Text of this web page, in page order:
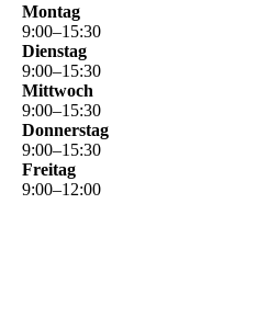
Montag
9:00–15:30
Dienstag
9:00–15:30
Mittwoch
9:00–15:30
Donnerstag
9:00–15:30
Freitag
9:00–12:00